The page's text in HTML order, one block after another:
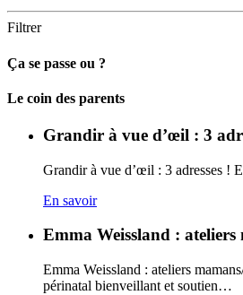
Filtrer
Ça se passe ou ?
Carto
Le coin des parents
Grandir à vue d’œil : 3
Grandir à vue d’œil : 3 adresses !
En savoir
Emma Weissland : ateliers
Emma Weissland : ateliers
périnatal bienveillant et soutien…